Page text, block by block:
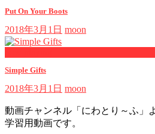
Put On Your Boots
2018年3月1日 moon
Simple Gifts
2018年3月1日 moon
動画チャンネル「にわとり～ふ」
学習用動画です。